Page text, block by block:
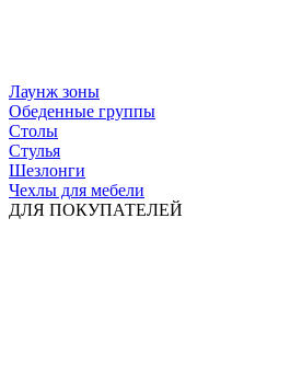
Лаунж зоны
Обеденные группы
Столы
Стулья
Шезлонги
Чехлы для мебели
ДЛЯ ПОКУПАТЕЛЕЙ